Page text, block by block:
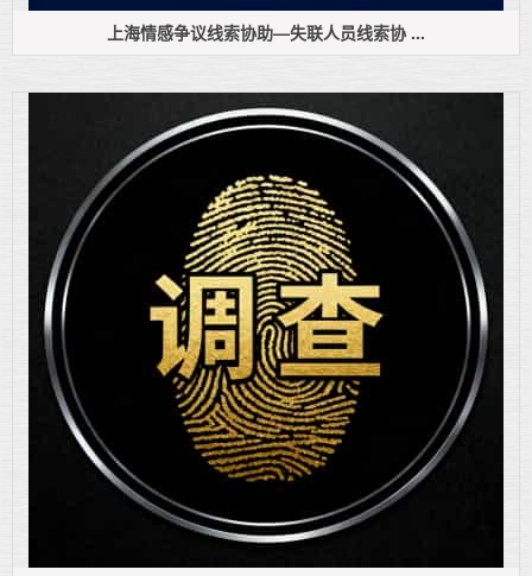
上海情感争议线索协助—失联人员线索协 ...